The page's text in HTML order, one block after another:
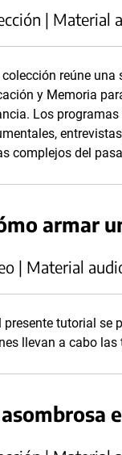
| Material
colección reúne
y Memoria
Los
complejos del
armar
| Material
presente tutorial se
llevan a cabo las